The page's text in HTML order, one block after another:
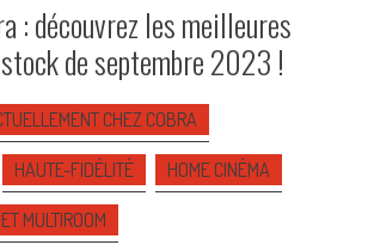
: découvrez les meilleures
de septembre 2023 !
CHEZ COBRA
HAUTE-FIDÉLITÉ HOME CINÉMA
MULTIROOM